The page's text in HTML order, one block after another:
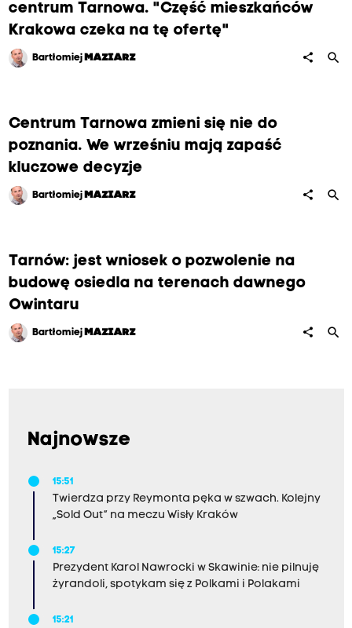
centrum Tarnowa. "Część mieszkańców
Krakowa czeka na tę ofertę"
Bartłomiej MAZIARZ share search
Centrum Tarnowa zmieni się nie do
poznania. We wrześniu mają zapaść
kluczowe decyzje
Bartłomiej MAZIARZ share search
Tarnów: jest wniosek o pozwolenie na
budowę osiedla na terenach dawnego
Owintaru
Bartłomiej MAZIARZ share search
Najnowsze
15:51
Twierdza przy Reymonta pęka w szwach. Kolejny
„Sold Out” na meczu Wisły Kraków
15:27
Prezydent Karol Nawrocki w Skawinie: nie pilnuję
żyrandoli, spotykam się z Polkami i Polakami
15:21